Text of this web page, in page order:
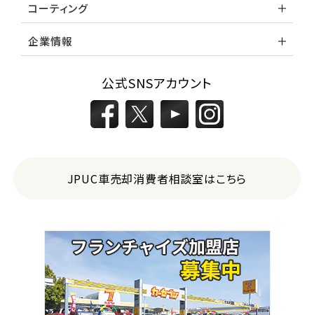
コーティング
企業情報
公式SNSアカウント
JPUC車売却消費者相談室はこちら